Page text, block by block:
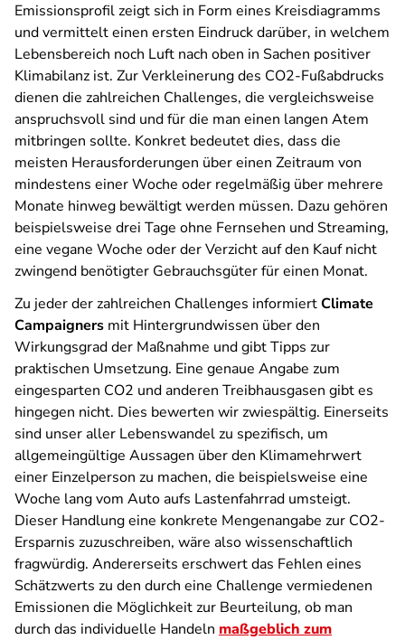
Emissionsprofil zeigt sich in Form eines Kreisdiagramms
und vermittelt einen ersten Eindruck darüber, in welchem
Lebensbereich noch Luft nach oben in Sachen positiver
Klimabilanz ist. Zur Verkleinerung des CO2-Fußabdrucks
dienen die zahlreichen Challenges, die vergleichsweise
anspruchsvoll sind und für die man einen langen Atem
mitbringen sollte. Konkret bedeutet dies, dass die
meisten Herausforderungen über einen Zeitraum von
mindestens einer Woche oder regelmäßig über mehrere
Monate hinweg bewältigt werden müssen. Dazu gehören
beispielsweise drei Tage ohne Fernsehen und Streaming,
eine vegane Woche oder der Verzicht auf den Kauf nicht
zwingend benötigter Gebrauchsgüter für einen Monat.
Zu jeder der zahlreichen Challenges informiertClimate
Campaigners mit Hintergrundwissen über den
Wirkungsgrad der Maßnahme und gibt Tipps zur
praktischen Umsetzung. Eine genaue Angabe zum
eingesparten CO2 und anderen Treibhausgasen gibt es
hingegen nicht. Dies bewerten wir zwiespältig. Einerseits
sind unser aller Lebenswandel zu spezifisch, um
allgemeingültige Aussagen über den Klimamehrwert
einer Einzelperson zu machen, die beispielsweise eine
Woche lang vom Auto aufs Lastenfahrrad umsteigt.
Dieser Handlung eine konkrete Mengenangabe zur CO2-
Ersparnis zuzuschreiben, wäre also wissenschaftlich
fragwürdig. Andererseits erschwert das Fehlen eines
Schätzwerts zu den durch eine Challenge vermiedenen
Emissionen die Möglichkeit zur Beurteilung, ob man
durch das individuelle Handeln maßgeblich zum